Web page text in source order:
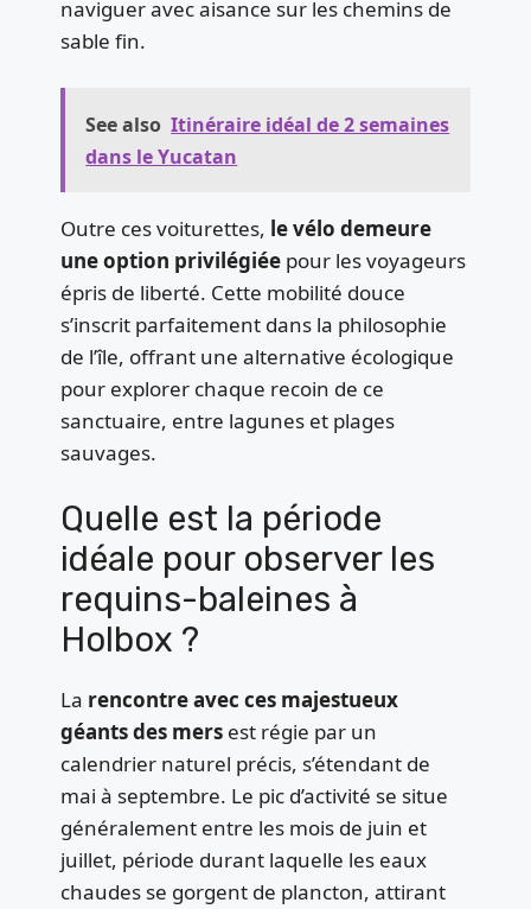
naviguer avec aisance sur les chemins de
sable fin.
See also Itinéraire idéal de 2 semaines
dans le Yucatan
Outre ces voiturettes, le vélo demeure
une option privilégiée pour les voyageurs
épris de liberté. Cette mobilité douce
s’inscrit parfaitement dans la philosophie
de l’île, offrant une alternative écologique
pour explorer chaque recoin de ce
sanctuaire, entre lagunes et plages
sauvages.
Quelle est la période
idéale pour observer les
requins-baleines à
Holbox ?
La rencontre avec ces majestueux
géants des mers est régie par un
calendrier naturel précis, s’étendant de
mai à septembre. Le pic d’activité se situe
généralement entre les mois de juin et
juillet, période durant laquelle les eaux
chaudes se gorgent de plancton, attirant